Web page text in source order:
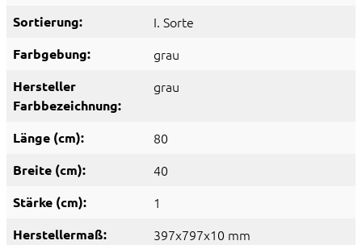
Sortierung: I. Sorte
Farbgebung: grau
Hersteller
Farbbezeichnung:
grau
Länge (cm): 80
Breite (cm): 40
Stärke (cm): 1
Herstellermaß: 397x797x10 mm